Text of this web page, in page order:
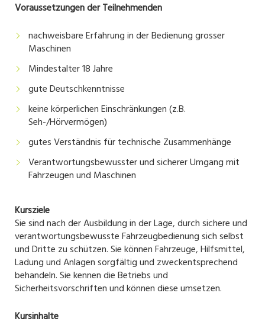
Voraussetzungen der Teilnehmenden
nachweisbare Erfahrung in der Bedienung grosser
Maschinen
Mindestalter 18 Jahre
gute Deutschkenntnisse
keine körperlichen Einschränkungen (z.B.
Seh-/Hörvermögen)
gutes Verständnis für technische Zusammenhänge
Verantwortungsbewusster und sicherer Umgang mit
Fahrzeugen und Maschinen
Kursziele
Sie sind nach der Ausbildung in der Lage, durch sichere und
verantwortungsbewusste Fahrzeugbedienung sich selbst
und Dritte zu schützen. Sie können Fahrzeuge, Hilfsmittel,
Ladung und Anlagen sorgfältig und zweckentsprechend
behandeln. Sie kennen die Betriebs und
Sicherheitsvorschriften und können diese umsetzen.
Kursinhalte